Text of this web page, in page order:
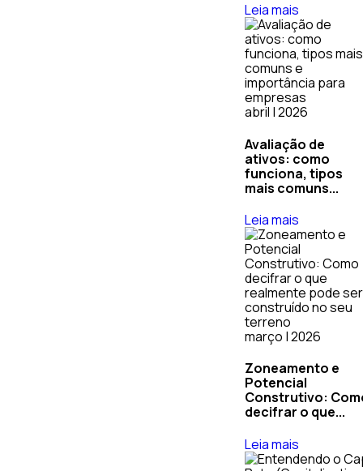
Leia mais
abril | 2026
Avaliação de
ativos: como
funciona, tipos
mais comuns...
Leia mais
março | 2026
Zoneamento e
Potencial
Construtivo:
decifrar o que...
Leia mais